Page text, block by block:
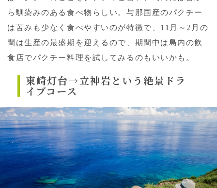
ら馴染みのある食べ物らしい。与那国産のパクチー
は苦みも少なく食べやすいのが特徴で、11月～2月の
間は生産の最盛期を迎えるので、期間中は島内の飲
食店でパクチー料理を試してみるのもいいかも。
東崎灯台→立神岩という 絶景ドラ
イブコース